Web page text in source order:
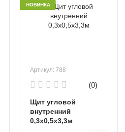
НОВИНКА
Артикул: 788
(0)
Щит угловой
внутренний
0,3х0,5х3,3м